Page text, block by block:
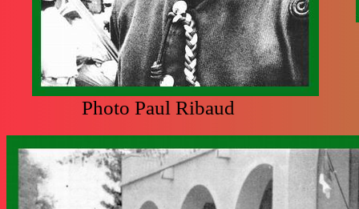
Photo Paul Ribaud